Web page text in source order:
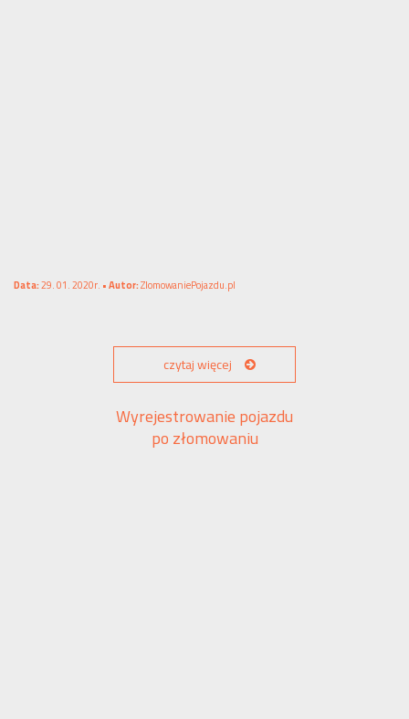
Data:29. 01. 2020r. •Autor:ZlomowaniePojazdu.pl
czytaj więcej
Wyrejestrowanie pojazdu
po złomowaniu